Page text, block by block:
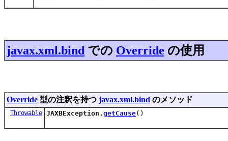
javax.xml.bind での Override の使用
Override 型の注釈を持つ javax.xml.bind のメソッド
Throwable JAXBException. getCause()